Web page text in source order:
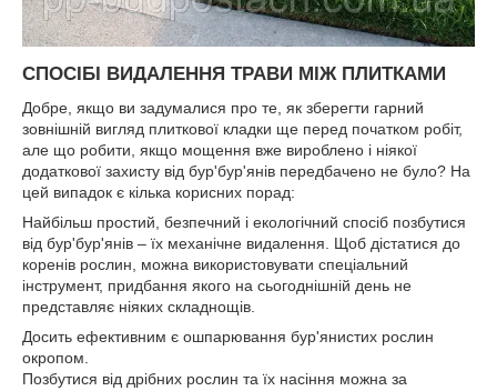
СПОСІБІ ВИДАЛЕННЯ ТРАВИ МІЖ ПЛИТКАМИ
Добре, якщо ви задумалися про те, як зберегти гарний
зовнішній вигляд плиткової кладки ще перед початком робіт,
але що робити, якщо мощення вже вироблено і ніякої
додаткової захисту від бур'бур'янів передбачено не було? На
цей випадок є кілька корисних порад:
Найбільш простий, безпечний і екологічний спосіб позбутися
від бур'бур'янів – їх механічне видалення. Щоб дістатися до
коренів рослин, можна використовувати спеціальний
інструмент, придбання якого на сьогоднішній день не
представляє ніяких складнощів.
Досить ефективним є ошпарювання бур'янистих рослин
окропом.
Позбутися від дрібних рослин та їх насіння можна за